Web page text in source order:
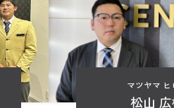
マツヤマ ヒ
松山